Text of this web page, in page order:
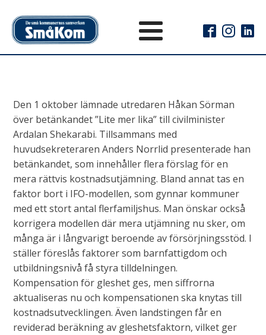
Den 1 oktober lämnade utredaren Håkan Sörman
över betänkandet ”Lite mer lika” till civilminister
Ardalan Shekarabi. Tillsammans med
huvudsekreteraren Anders Norrlid presenterade han
betänkandet, som innehåller flera förslag för en
mera rättvis kostnadsutjämning. Bland annat tas en
faktor bort i IFO-modellen, som gynnar kommuner
med ett stort antal flerfamiljshus. Man önskar också
korrigera modellen där mera utjämning nu sker, om
många är i långvarigt beroende av försörjningsstöd. I
ställer föreslås faktorer som barnfattigdom och
utbildningsnivå få styra tilldelningen.
Kompensation för gleshet ges, men siffrorna
aktualiseras nu och kompensationen ska knytas till
kostnadsutvecklingen. Även landstingen får en
reviderad beräkning av gleshetsfaktorn, vilket ger